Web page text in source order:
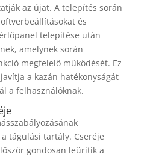
az újat. A telepítés során
és
telepítése után
amelynek során
megfelelő működését. Ez
a kazán hatékonyságát
a felhasználóknak.
tágulási tartály. Cseréje
gondosan leürítik a